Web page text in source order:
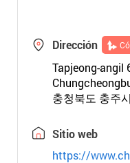
Dirección
Tapjeong-angil
충청북도 충주
Sitio web
https://